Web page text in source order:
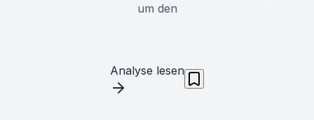
um den
Analyse lesen